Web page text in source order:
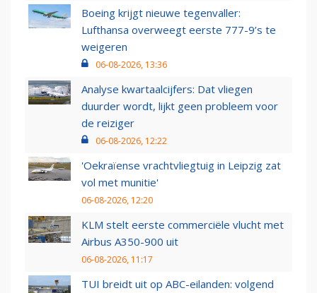
Boeing krijgt nieuwe tegenvaller:
Lufthansa overweegt eerste 777-9’s te
weigeren
06-08-2026, 13:36
Analyse kwartaalcijfers: Dat vliegen
duurder wordt, lijkt geen probleem voor
de reiziger
06-08-2026, 12:22
'Oekraïense vrachtvliegtuig in Leipzig zat
vol met munitie'
06-08-2026, 12:20
KLM stelt eerste commerciële vlucht met
Airbus A350-900 uit
06-08-2026, 11:17
TUI breidt uit op ABC-eilanden: volgend